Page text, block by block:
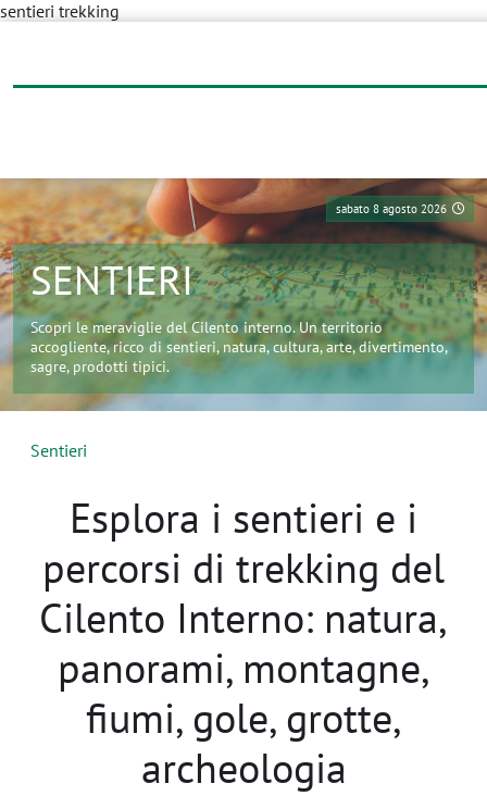
sentieri trekking
sabato 8 agosto 2026
SENTIERI
Scopri le meraviglie del Cilento interno. Un territorio
accogliente, ricco di sentieri, natura, cultura, arte, divertimento,
sagre, prodotti tipici.
Sentieri
Esplora i sentieri e i
percorsi di trekking del
Cilento Interno: natura,
panorami, montagne,
fiumi, gole, grotte,
archeologia